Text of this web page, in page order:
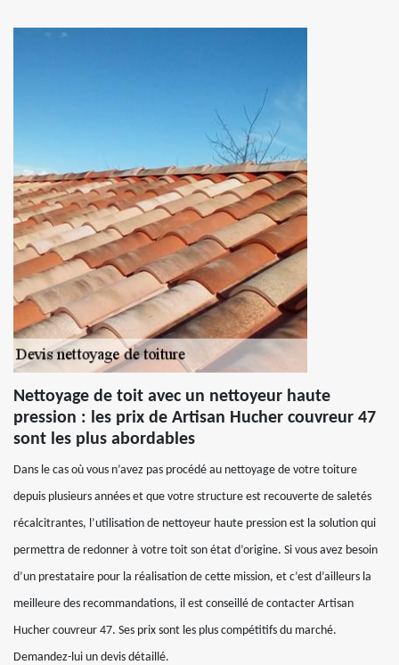
Nettoyage de toit avec un nettoyeur haute
pression : les prix de Artisan Hucher couvreur 47
sont les plus abordables
Dans le cas où vous n’avez pas procédé au nettoyage de votre toiture
depuis plusieurs années et que votre structure est recouverte de saletés
récalcitrantes, l’utilisation de nettoyeur haute pression est la solution qui
permettra de redonner à votre toit son état d’origine. Si vous avez besoin
d’un prestataire pour la réalisation de cette mission, et c’est d’ailleurs la
meilleure des recommandations, il est conseillé de contacter Artisan
Hucher couvreur 47. Ses prix sont les plus compétitifs du marché.
Demandez-lui un devis détaillé.